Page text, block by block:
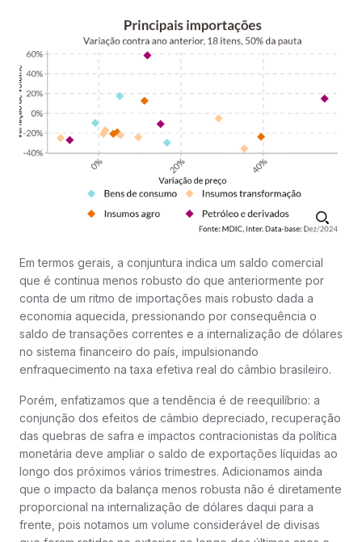
Em termos gerais, a conjuntura indica um saldo comercial
que é continua menos robusto do que anteriormente por
conta de um ritmo de importações mais robusto dada a
economia aquecida, pressionando por consequência o
saldo de transações correntes e a internalização de dólares
no sistema financeiro do país, impulsionando
enfraquecimento na taxa efetiva real do câmbio brasileiro.
Porém, enfatizamos que a tendência é de reequilíbrio: a
conjunção dos efeitos de câmbio depreciado, recuperação
das quebras de safra e impactos contracionistas da política
monetária deve ampliar o saldo de exportações líquidas ao
longo dos próximos vários trimestres. Adicionamos ainda
que o impacto da balança menos robusta não é diretamente
proporcional na internalização de dólares daqui para a
frente, pois notamos um volume considerável de divisas